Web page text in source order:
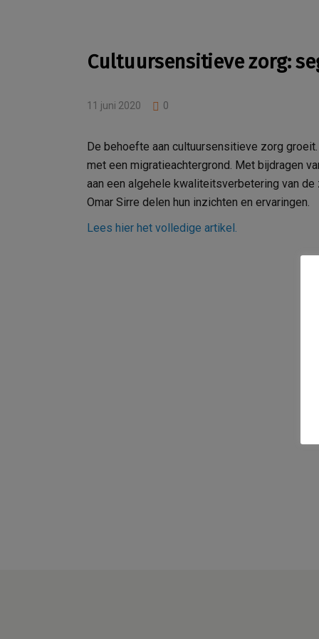
Cultuursensitieve zorg:
11 juni 2020 0
De behoefte aan cultuursensitieve zorg
met een migratieachtergrond. Met bijdragen
aan een algehele kwaliteitsverbetering van
Omar Sirre delen hun inzichten en ervaringen.
Lees hier het volledige artikel.